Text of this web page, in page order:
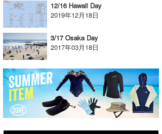
12/16 Hawaii Day
2019年12月18日
3/17 Osaka Day
2017年03月18日
ハンマー
まっきー
三輪予報士
小川予報士
上田純子
上條将美